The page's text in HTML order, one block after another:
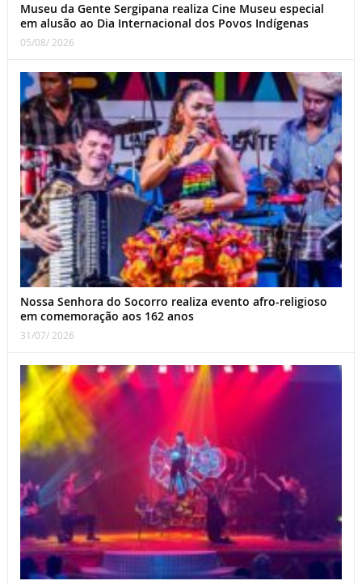
Museu da Gente Sergipana realiza Cine Museu especial
em alusão ao Dia Internacional dos Povos Indígenas
05/08/ 2026
Nossa Senhora do Socorro realiza evento afro-religioso
em comemoração aos 162 anos
31/07/ 2026